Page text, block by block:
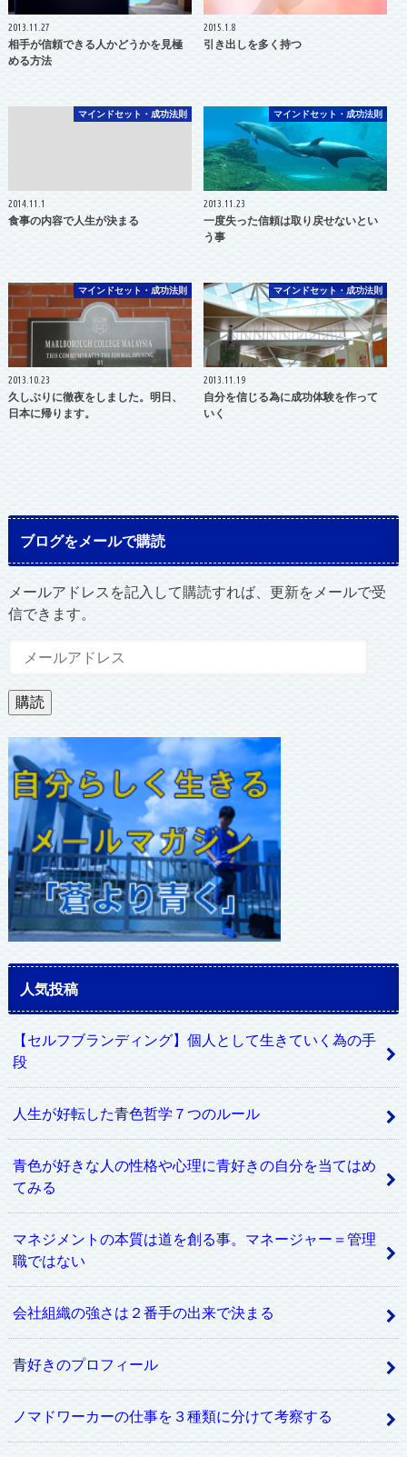
2013.11.27
相手が信頼できる人かどうかを見極
める方法
2015.1.8
引き出しを多く持つ
マインドセット・成功法則
2014.11.1
食事の内容で人生が決まる
マインドセット・成功法則
2013.11.23
一度失った信頼は取り戻せないとい
う事
マインドセット・成功法則
2013.10.23
久しぶりに徹夜をしました。明日、
日本に帰ります。
マインドセット・成功法則
2013.11.19
自分を信じる為に成功体験を作って
いく
ブログをメールで購読
メールアドレスを記入して購読すれば、更新をメールで受
信できます。
ル
ア
ド
レ
ス
購読
人気投稿
【セルフブランディング】個人として生きていく為の手
段
人生が好転した青色哲学７つのルール
青色が好きな人の性格や心理に青好きの自分を当てはめ
てみる
マネジメントの本質は道を創る事。マネージャー＝管理
職ではない
会社組織の強さは２番手の出来で決まる
青好きのプロフィール
ノマドワーカーの仕事を３種類に分けて考察する